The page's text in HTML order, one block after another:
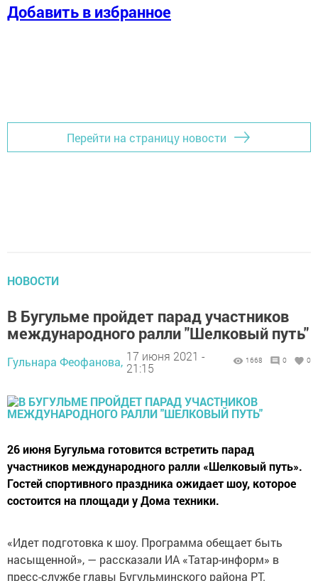
Добавить в избранное
Перейти на страницу новости
НОВОСТИ
В Бугульме пройдет парад участников
международного ралли "Шелковый путь"
Гульнара Феофанова, 17 июня 2021 -
21:15
1668 0 0
26 июня Бугульма готовится встретить парад
участников международного ралли «Шелковый путь».
Гостей спортивного праздника ожидает шоу, которое
состоится на площади у Дома техники.
«Идет подготовка к шоу. Программа обещает быть
насыщенной», — рассказали ИА «Татар-информ» в
пресс-службе главы Бугульминского района РТ.